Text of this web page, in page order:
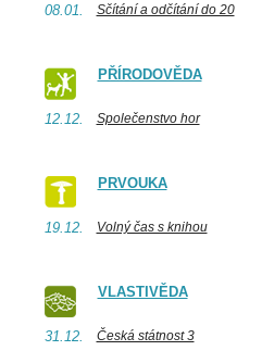
08.01. Sčítání a odčítání do 20
PŘÍRODOVĚDA
12.12. Společenstvo hor
PRVOUKA
19.12. Volný čas s knihou
VLASTIVĚDA
31.12. Česká státnost 3